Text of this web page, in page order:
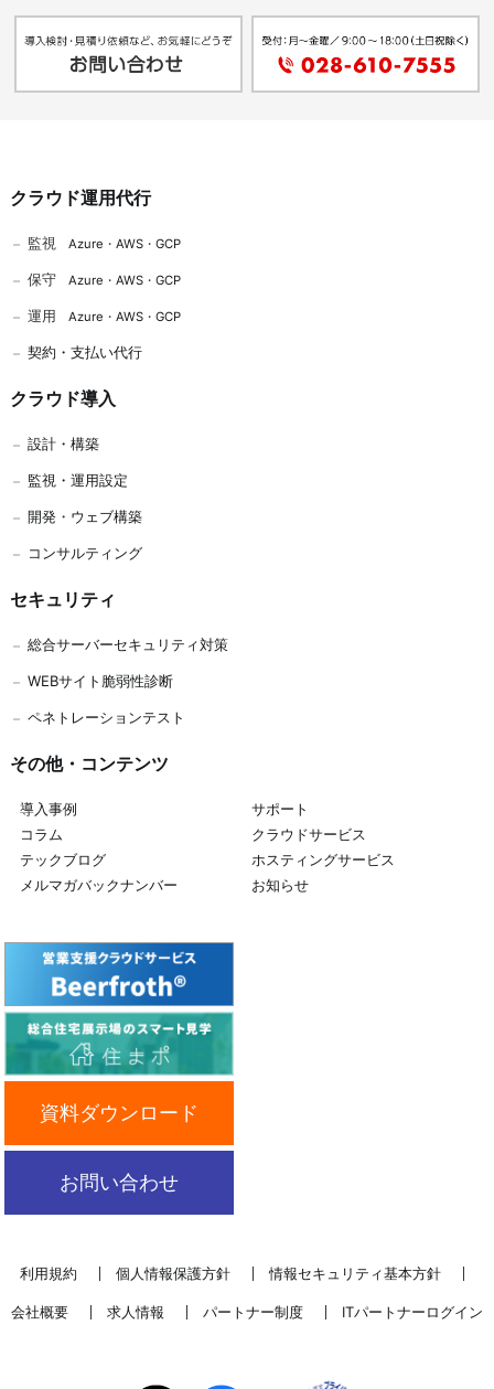
クラウド運用代行
監視 Azure ・AWS ・GCP
保守 Azure ・AWS ・GCP
運用 Azure ・AWS ・GCP
契約・支払い代行
クラウド導入
設計・構築
監視・運用設定
開発 ・ ウェブ構築
コンサルティング
セキュリティ
総合サーバーセキュリティ対策
WEBサイト脆弱性診断
ペネトレーションテスト
その他・コンテンツ
導入事例
コラム
テックブログ
メルマガバックナンバー
サポート
クラウドサービス
ホスティングサービス
お知らせ
資料ダウンロード
お問い合わせ
利用規約 個人情報保護方針 情報セキュリティ基本方針
会社概要 求人情報 パートナー制度 ITパートナーログイン